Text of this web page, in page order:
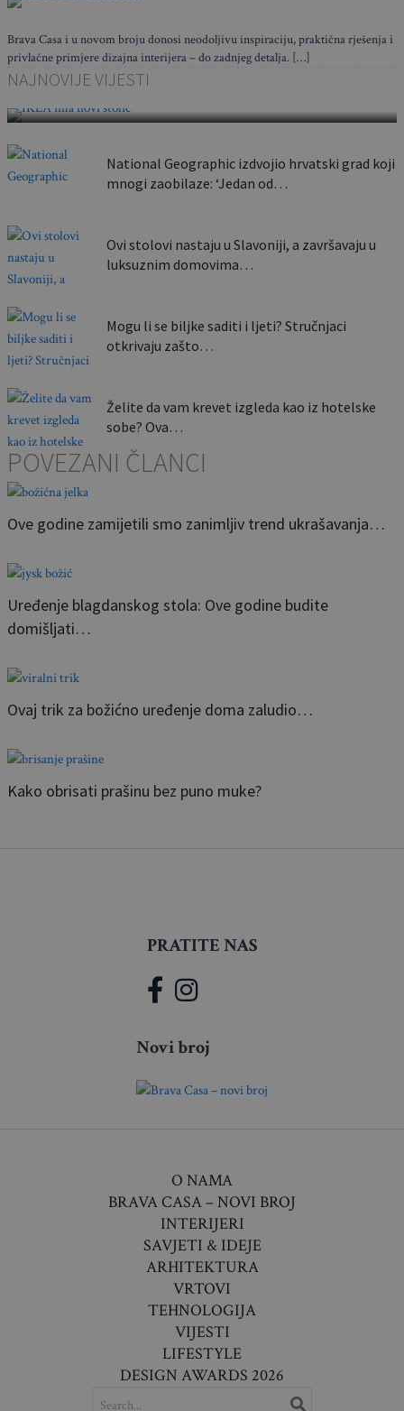
Brava Casa i u novom broju donosi neodoljivu inspiraciju, praktična rješenja i
privlačne primjere dizajna interijera – do zadnjeg detalja. […]
NAJNOVIJE VIJESTI
Sklapa se u nekoliko sekundi i nosi poput torbe:
Ovaj…
National Geographic izdvojio hrvatski grad koji
mnogi zaobilaze: ‘Jedan od…
Ovi stolovi nastaju u Slavoniji, a završavaju u
luksuznim domovima…
Mogu li se biljke saditi i ljeti? Stručnjaci
otkrivaju zašto…
Želite da vam krevet izgleda kao iz hotelske
sobe? Ova…
POVEZANI ČLANCI
Ove godine zamijetili smo zanimljiv trend ukrašavanja…
Uređenje blagdanskog stola: Ove godine budite
domišljati…
Ovaj trik za božićno uređenje doma zaludio…
Kako obrisati prašinu bez puno muke?
PRATITE NAS
Novi broj
O NAMA
BRAVA CASA – NOVI BROJ
INTERIJERI
SAVJETI & IDEJE
ARHITEKTURA
VRTOVI
TEHNOLOGIJA
VIJESTI
LIFESTYLE
DESIGN AWARDS 2026